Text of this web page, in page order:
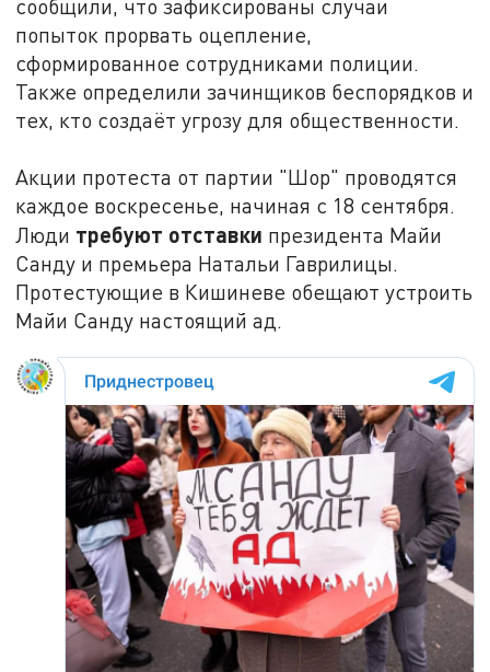
сообщили, что зафиксированы случаи
попыток прорвать оцепление,
сформированное сотрудниками полиции.
Также определили зачинщиков беспорядков и
тех, кто создаёт угрозу для общественности.
Акции протеста от партии "Шор" проводятся
каждое воскресенье, начиная с 18 сентября.
Люди требуют отставки президента Майи
Санду и премьера Натальи Гаврилицы.
Протестующие в Кишиневе обещают устроить
Майи Санду настоящий ад.